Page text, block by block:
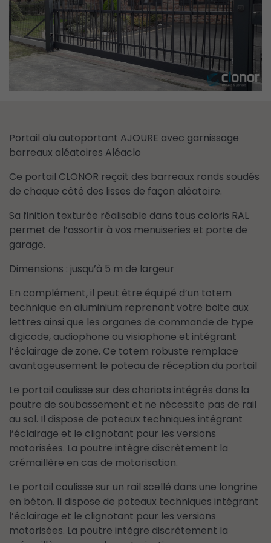
Portail alu autoportant AJOURE avec garnissage
barreaux aléatoires Aléaclo
Ce portail CLONOR reçoit des barreaux ronds soudés
de chaque côté des lisses de façon aléatoire.
Sa finition texturée réalisable dans tous coloris RAL
permet de l’assortir à vos menuiseries et porte de
garage.
Dimensions : jusqu’à 5 m de largeur
En complément, il peut être équipé d’un totem
technique en aluminium reprenant votre boite aux
lettres ainsi que les organes de commande de type
digicode, audiophone ou visiophone et intégrant
l’éclairage de zone. Ce totem robuste remplace
avantageusement le poteau de réception du portail
Le portail coulisse sur des chariots intégrés dans la
poutre de soubassement et ne nécessite pas de rail
au sol. Il dispose de poteaux techniques intégrant
l’éclairage et le clignotant pour les versions
motorisées. La poutre intègre discrètement la
crémaillère en cas de motorisation.
Le portail coulisse sur un rail scellé dans une longrine
en béton. Il dispose de poteaux techniques intégrant
l’éclairage et le clignotant pour les versions
motorisées. La poutre intègre discrètement la